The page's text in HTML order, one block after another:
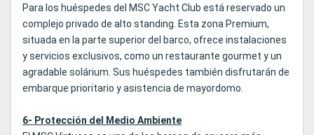
Para los huéspedes del MSC Yacht Club está reservado un
complejo privado de alto standing. Esta zona Premium,
situada en la parte superior del barco, ofrece instalaciones
y servicios exclusivos, como un restaurante gourmet y un
agradable solárium. Sus huéspedes también disfrutarán de
embarque prioritario y asistencia de mayordomo.
6- Protección del Medio Ambiente